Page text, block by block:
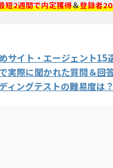
短2週間で内定獲得＆登録者
サイト・エージェント15
実際に聞かれた質問＆回
ィングテストの難易度は